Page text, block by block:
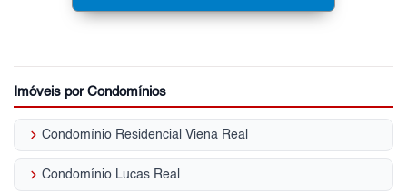
Imóveis por Condomínios
keyboard_arrow_right Condomínio Residencial Viena Real
keyboard_arrow_right Condomínio Lucas Real